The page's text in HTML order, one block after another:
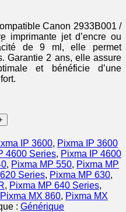
Canon 2933B001 /
imprimante jet d’encre ou
de 9 ml, elle permet
Garantie 2 ans, elle assure
et bénéficie d’une
IP 3600, Pixma IP 3600
4600 Series, Pixma IP 4600
, Pixma MP 550, Pixma MP
Series, Pixma MP 630,
, Pixma MP 640 Series,
Pixma MX 860, Pixma MX
: Générique